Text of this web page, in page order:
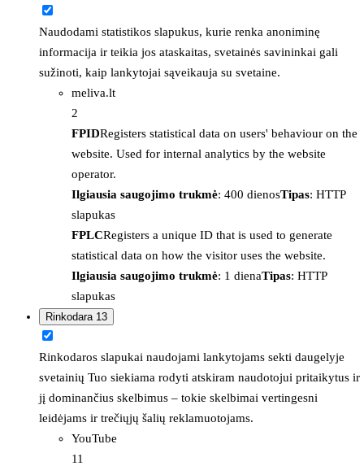
Naudodami statistikos slapukus, kurie renka anoniminę
informacija ir teikia jos ataskaitas, svetainės savininkai gali
sužinoti, kaip lankytojai sąveikauja su svetaine.
meliva.lt
2
FPIDRegisters statistical data on users' behaviour on the
website. Used for internal analytics by the website
operator.
Ilgiausia saugojimo trukmė: 400 dienosTipas: HTTP
slapukas
FPLCRegisters a unique ID that is used to generate
statistical data on how the visitor uses the website.
Ilgiausia saugojimo trukmė: 1 dienaTipas: HTTP
slapukas
Rinkodara 13
Rinkodaros slapukai naudojami lankytojams sekti daugelyje
svetainių Tuo siekiama rodyti atskiram naudotojui pritaikytus ir
jį dominančius skelbimus – tokie skelbimai vertingesni
leidėjams ir trečiųjų šalių reklamuotojams.
YouTube
11